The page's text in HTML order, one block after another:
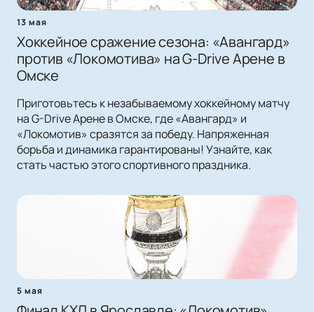
13 мая
Хоккейное сражение сезона: «Авангард»
против «Локомотива» на G-Drive Арене в
Омске
Приготовьтесь к незабываемому хоккейному матчу
на G-Drive Арене в Омске, где «Авангард» и
«Локомотив» сразятся за победу. Напряженная
борьба и динамика гарантированы! Узнайте, как
стать частью этого спортивного праздника.
5 мая